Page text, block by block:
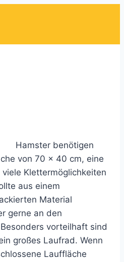
Hamster benötigen
von 70 x 40 cm, eine
Klettermöglichkeiten
aus einem
Material
gerne an den
vorteilhaft sind
großes Laufrad. Wenn
Lauffläche